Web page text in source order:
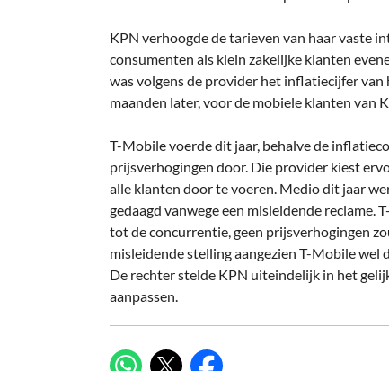
KPN verhoogde de tarieven van haar vaste
consumenten als klein zakelijke klanten
was volgens de provider het inflatiecijfer van
maanden later, voor de mobiele klanten van
T-Mobile voerde dit jaar, behalve de
prijsverhogingen door. Die provider kiest
alle klanten door te voeren. Medio dit jaar
gedaagd vanwege een misleidende
tot de concurrentie, geen prijsverhogingen
misleidende stelling aangezien T-Mobile wel
De rechter stelde KPN uiteindelijk in het
aanpassen.